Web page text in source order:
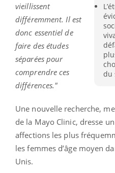
du
vieillissent
différemment. Il est
donc essentiel de
faire des études
séparées pour
comprendre ces
différences."
Une nouvelle recherche,
de la Mayo Clinic, dresse
affections les plus
les femmes d’âge moyen
Unis.